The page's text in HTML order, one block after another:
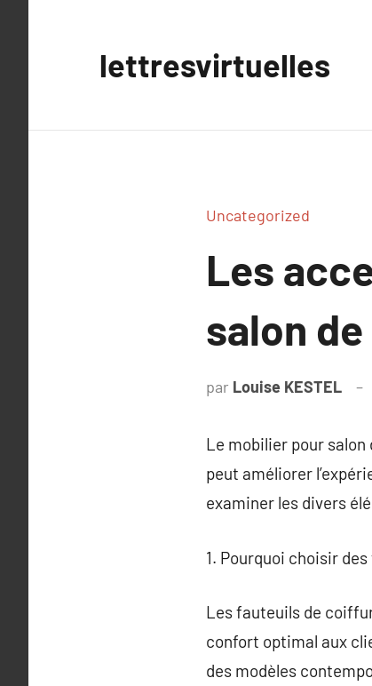
lettresvirtuelles
Uncategorized
Les
salon
par Louise KESTEL
Le mobilier pour salon
peut améliorer
examiner les divers
1. Pourquoi choisir
Les fauteuils de
confort optimal aux
des modèles